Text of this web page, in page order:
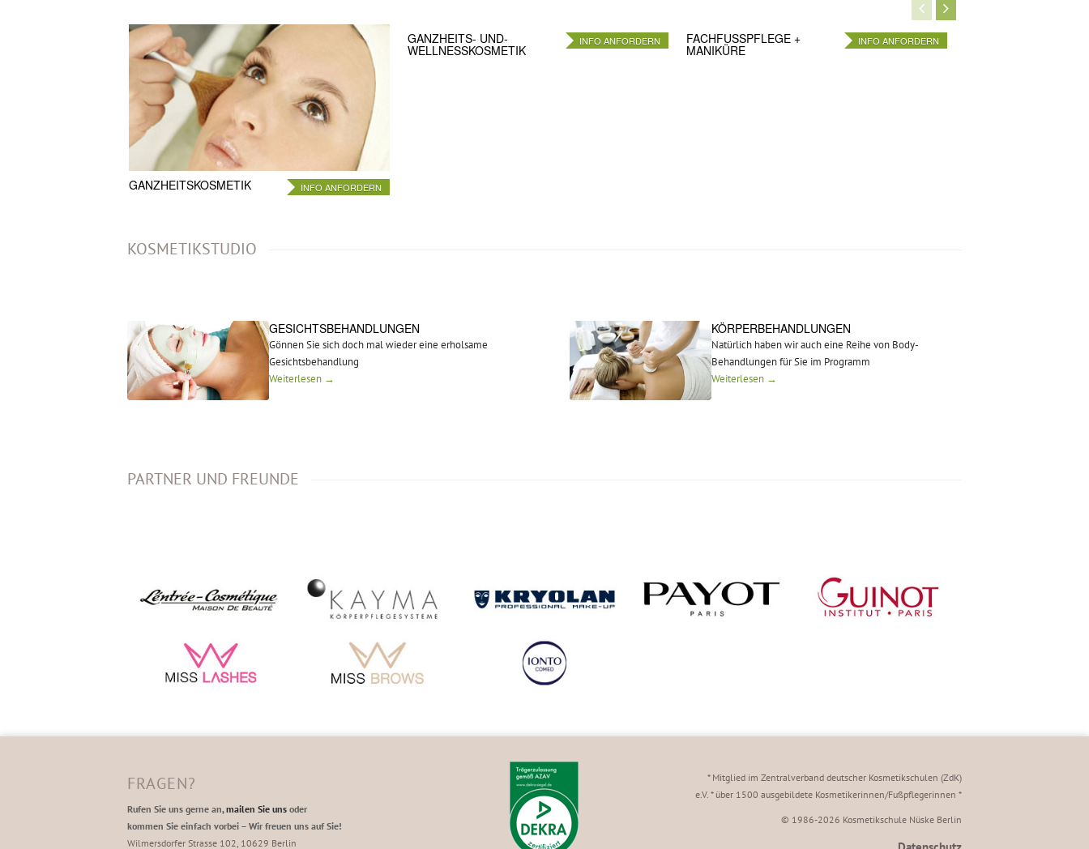
GANZHEITSKOSMETIK INFO ANFORDERN
GANZHEITS- UND­
WELLNESSKOSMETIK
INFO ANFORDERN FACHFUSSPFLEGE + M
ANIKÜRE
INFO ANFORDERN
KOSMETIKSTUDIO
GESICHTSBEHANDLUNGEN
Gönnen Sie sich doch mal wieder eine erholsame
Gesichtsbehandlung
Weiterlesen →
KÖRPERBEHANDLUNGEN
Natürlich haben wir auch eine Reihe von Body-
Behandlungen für Sie im Programm
Weiterlesen →
PARTNER UND FREUNDE
FRAGEN?
Rufen Sie uns gerne an,mailen Sie uns oder
kommen Sie einfach vorbei – Wir freuen uns auf Sie!
Wilmersdorfer Strasse 102, 10629 Berlin
* Mitglied im Zentralverband deutscher Kosmetikschulen (ZdK)
e.V. * über 1500 ausgebildete Kosmetikerinnen/Fußpflegerinnen *
© 1986-2026 Kosmetikschule Nüske Berlin